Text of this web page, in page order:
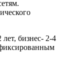
лет, бизнес- 2-4